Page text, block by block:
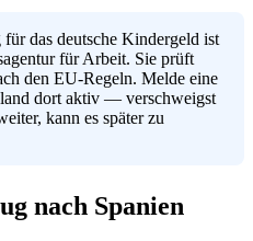
für das deutsche Kindergeld ist
für Arbeit. Sie prüft
den EU-Regeln. Melde eine
dort aktiv — verschweigst
kann es später zu
nach Spanien